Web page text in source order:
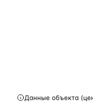
Данные объекта